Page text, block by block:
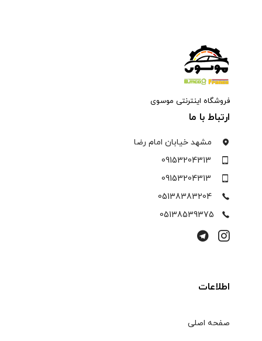
فروشگاه اینترنتی موسوی
ارتباط با ما
مشهد خیابان امام رضا
09153204313
09153204313
05138383204
05138539375
اطلاعات
صفحه اصلی